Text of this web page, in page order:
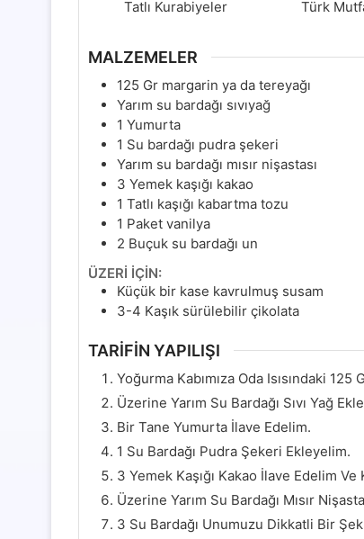
Tatlı Kurabiyeler
Türk
MALZEMELER
125 Gr margarin ya da tereyağı
Yarım su bardağı sıvıyağ
1 Yumurta
1 Su bardağı pudra şekeri
Yarım su bardağı mısır nişastası
3 Yemek kaşığı kakao
1 Tatlı kaşığı kabartma tozu
1 Paket vanilya
2 Buçuk su bardağı un
ÜZERİ İÇİN:
Küçük bir kase kavrulmuş susam
3-4 Kaşık sürülebilir çikolata
TARİFİN YAPILIŞI
Yoğurma Kabımıza Oda Isısındaki 125
Üzerine Yarım Su Bardağı Sıvı Yağ
Bir Tane Yumurta İlave Edelim.
1 Su Bardağı Pudra Şekeri Ekleyelim.
3 Yemek Kaşığı Kakao İlave Edelim Ve
Üzerine Yarım Su Bardağı Mısır
3 Su Bardağı Unumuzu Dikkatli Bir